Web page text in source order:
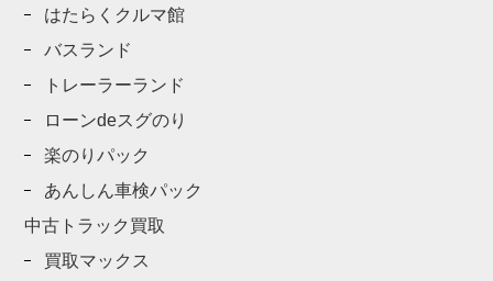
はたらくクルマ館
バスランド
トレーラーランド
ローンdeスグのり
楽のりパック
あんしん車検パック
中古トラック買取
買取マックス